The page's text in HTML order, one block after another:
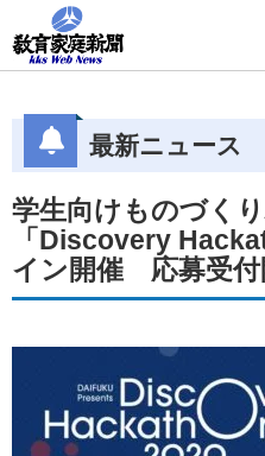
最新ニュース
学生向けものづく
「Discovery
イン開催 応募受付